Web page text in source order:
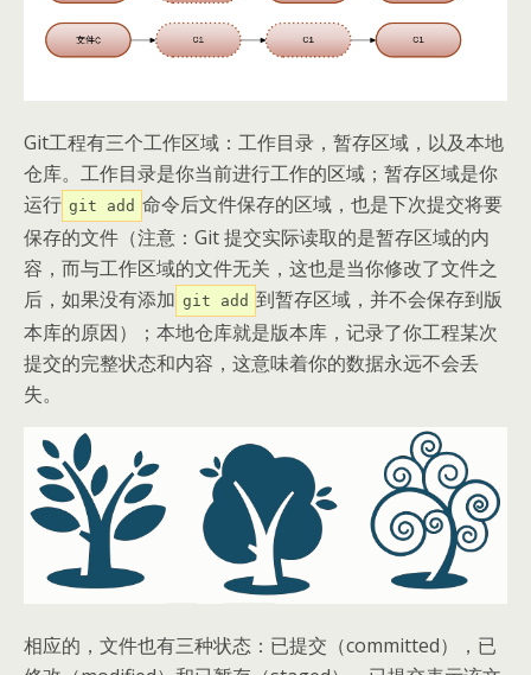
Git工程有三个工作区域：工作目录，暂存区域，以及本地
仓库。工作目录是你当前进行工作的区域；暂存区域是你
运行 git add 命令后文件保存的区域，也是下次提交将要
保存的文件（注意：Git 提交实际读取的是暂存区域的内
容，而与工作区域的文件无关，这也是当你修改了文件之
后，如果没有添加 git add 到暂存区域，并不会保存到版
本库的原因）；本地仓库就是版本库，记录了你工程某次
提交的完整状态和内容，这意味着你的数据永远不会丢
失。
相应的，文件也有三种状态：已提交（committed），已